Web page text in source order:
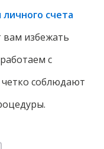
счета
вам избежать
с
соблюдают